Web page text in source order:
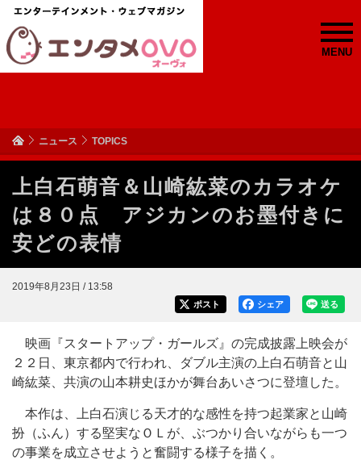
MENU
ニュース TOPICS
上白石萌音＆山崎紘菜のカラオケ
は８０点 アジカンのお墨付きに
安どの表情
2019年8月23日 / 13:58
送る
シェア
ポスト
映画『スタートアップ・ガールズ』の完成披露上映会が
２２日、東京都内で行われ、ダブル主演の上白石萌音と山
崎紘菜、共演の山本耕史ほかが舞台あいさつに登壇した。
本作は、上白石演じる天才的な感性を持つ起業家と山崎
扮（ふん）する堅実なＯＬが、ぶつかり合いながらも一つ
の事業を成立させようと奮闘する様子を描く。